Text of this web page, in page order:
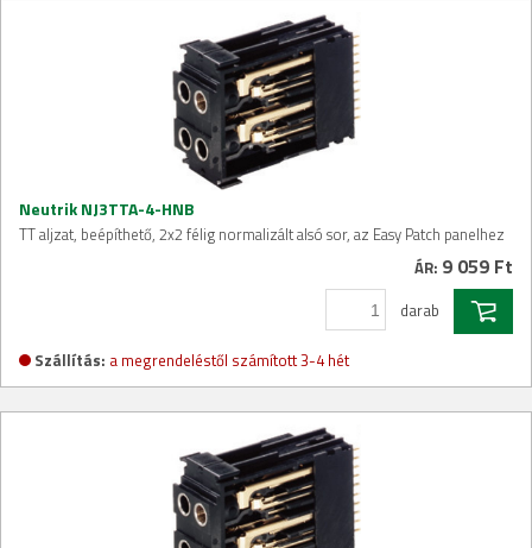
Neutrik NJ3TTA-4-HNB
TT aljzat, beépíthető, 2x2 félig normalizált alsó sor, az Easy Patch panelhez
ÁR: 9 059 Ft
darab
Szállítás: a megrendeléstől számított 3-4 hét